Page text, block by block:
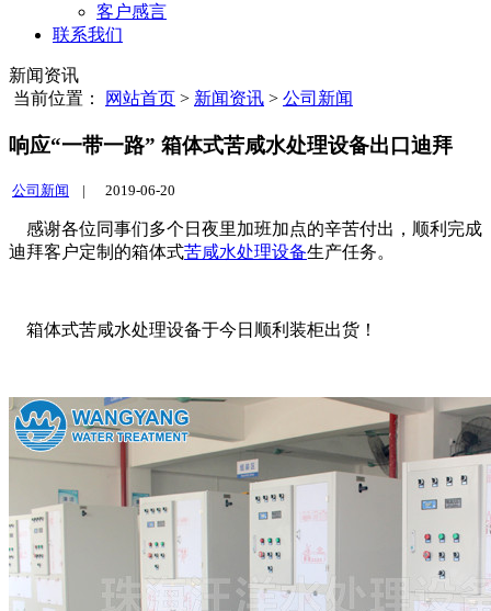
客户感言
联系我们
新闻资讯
当前位置：
网站首页 > 新闻资讯 > 公司新闻
响应“一带一路” 箱体式苦咸水处理设备出口迪拜
公司新闻 | 2019-06-20
感谢各位同事们多个日夜里加班加点的辛苦付出，顺利完成
迪拜客户定制的箱体式苦咸水处理设备生产任务。
箱体式苦咸水处理设备于今日顺利装柜出货！